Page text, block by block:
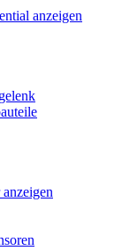
anzeigen